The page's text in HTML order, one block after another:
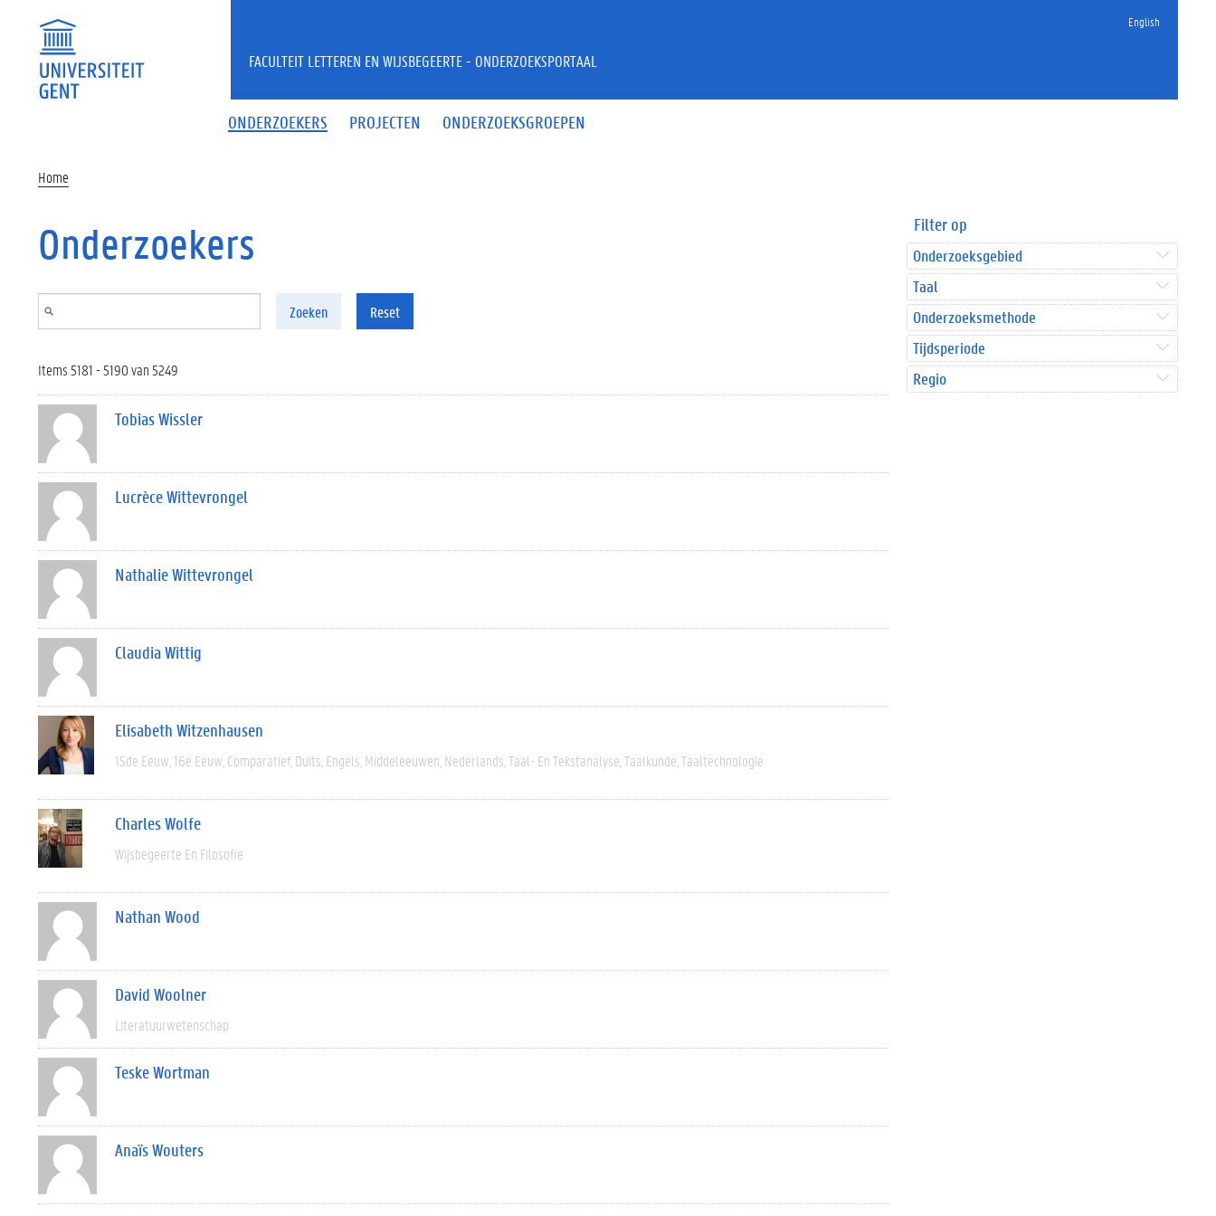
English
ONDERZOEKERS PROJECTEN ONDERZOEKSGROEPEN
FACULTEIT LETTEREN EN WIJSBEGEERTE - ONDERZOEKSPORTAAL
Home
Onderzoekers
Zoeken Reset
Items 5181 - 5190 van 5249
Tobias Wissler
Lucrèce Wittevrongel
Nathalie Wittevrongel
Claudia Wittig
Elisabeth Witzenhausen
15de Eeuw 16e Eeuw Comparatief Duits Engels Middeleeuwen Nederlands Taal- En Tekstanalyse Taalkunde Taaltechnologie
Charles Wolfe
Wijsbegeerte En Filosofie
Nathan Wood
David Woolner
Literatuurwetenschap
Teske Wortman
Anaïs Wouters
Filter op
Onderzoeksgebied
Taal
Onderzoeksmethode
Tijdsperiode
Regio